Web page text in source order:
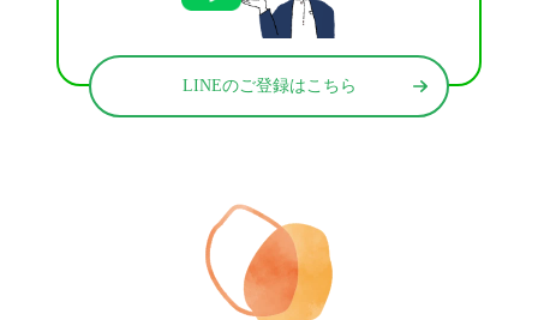
LINEのご登録はこちら